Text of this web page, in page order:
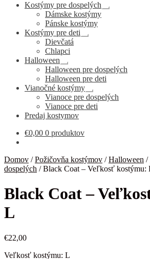
Kostýmy pre dospelých
Rozbaliť
Dámske kostýmy
Pánske kostýmy
Kostýmy pre deti
Rozbaliť
Dievčatá
Chlapci
Halloween
Rozbaliť
podradené
menu
Halloween pre dospelých
Halloween pre deti
Vianočné kostýmy
Rozbaliť
podradené
menu
Vianoce pre dospelých
Vianoce pre deti
Predaj kostymov
€0,00 0 produktov
Domov /Požičovňa kostýmov /Halloween /
dospelých /Black Coat – Veľkosť kostýmu:
Black Coat –
L
€22,00
Veľkosť kostýmu: L